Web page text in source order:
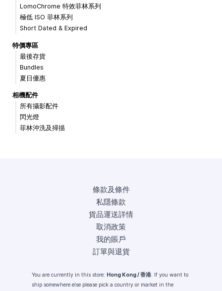
LomoChrome 特效菲林系列
極低 ISO 菲林系列
Short Dated & Expired
特價專區
最後存貨
Bundles
夏日優惠
相機配件
所有攝影配件
閃光燈
菲林沖洗及掃描
條款及條件
私隱條款
貨品運送詳情
取消政策
我的賬戶
訂單與退貨
You are currently in this store: Hong Kong / 香港. If you want to
ship somewhere else please pick a country or market in the